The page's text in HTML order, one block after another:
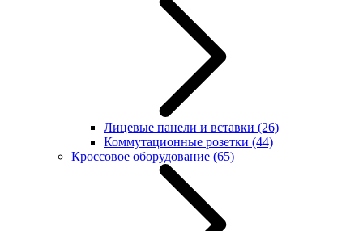
Лицевые панели и вставки (26)
Коммутационные розетки (44)
Кроссовое оборудование (65)